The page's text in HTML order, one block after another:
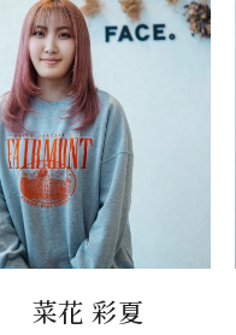
菜花 彩夏